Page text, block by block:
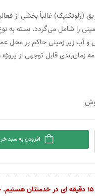
(ژئوتکنیک) غالباً بخشی از
را شامل می‌گردد. بسته به
و آب زیر زمینی حاکم بر محل
زمان‌بندی قابل توجهی از
افزودن به سبد
یک مشاوره تلفنی 15 دقیقه ای در خدمتتان